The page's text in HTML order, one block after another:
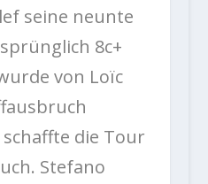
seine neunte
8c+
von Loïc
die Tour
Stefano